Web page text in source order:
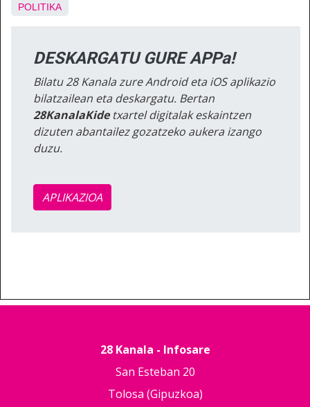
POLITIKA
DESKARGATU GURE APPa!
Bilatu 28 Kanala zure Android eta iOS aplikazio
bilatzailean eta deskargatu. Bertan
28KanalaKidetxartel digitalak eskaintzen
dizuten abantailez gozatzeko aukera izango
duzu.
APLIKAZIOA
28 Kanala - Infosare
San Esteban 20
Tolosa (Gipuzkoa)